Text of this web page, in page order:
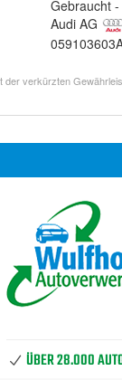
Gebraucht
Audi AG
der verkürzten